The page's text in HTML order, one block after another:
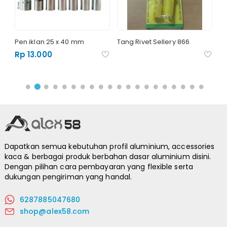
Pen iklan 25 x 40 mm
Rp 13.000
Tang Rivet Sellery 866
Dapatkan semua kebutuhan profil aluminium, accessories
kaca & berbagai produk berbahan dasar aluminium disini.
Dengan pilihan cara pembayaran yang flexible serta
dukungan pengiriman yang handal.
6287885047680
shop@alex58.com